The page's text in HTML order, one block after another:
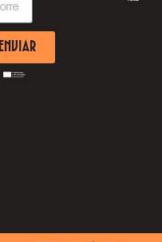
ENVIAR